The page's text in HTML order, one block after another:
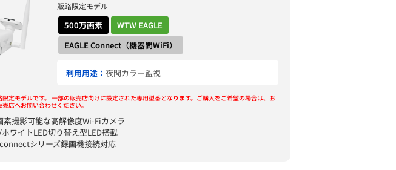
販路限定モデル
500万画素
WTW EAGLE
EAGLE Connect（機器間WiFi）
利用用途： 夜間カラー監視
定モデルです。 一部の販売店向けに設定された専用型番となります。ご購入をご希望の場合は、お
店へお問い合わせください。
素撮影可能な高解像度Wi-Fiカメラ
ワイトLED切り替え型LED搭載
シリーズ録画機接続対応